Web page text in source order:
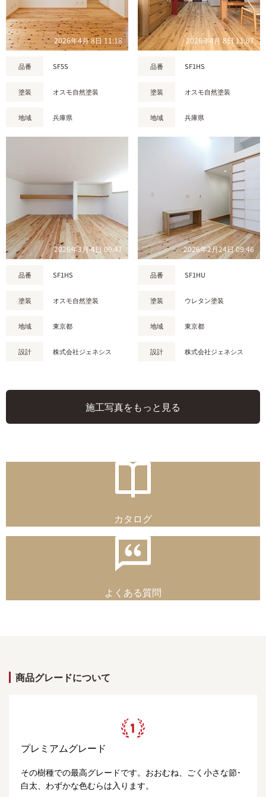
2026年4月 8日 11:18
品番 SF5S
塗装 オスモ自然塗装
地域 兵庫県
2026年4月 8日 11:07
品番 SF1HS
塗装 オスモ自然塗装
地域 兵庫県
2026年3月 4日 09:47
品番 SF1HS
塗装 オスモ自然塗装
地域 東京都
設計 株式会社ジェネシス
2026年2月24日 09:46
品番 SF1HU
塗装 ウレタン塗装
地域 東京都
設計 株式会社ジェネシス
施工写真をもっと見る
カタログ
よくある質問
商品グレードについて
プレミアムグレード
その樹種での最高グレードです。おおむね、ごく小さな節･
白太、わずかな色むらは入ります。